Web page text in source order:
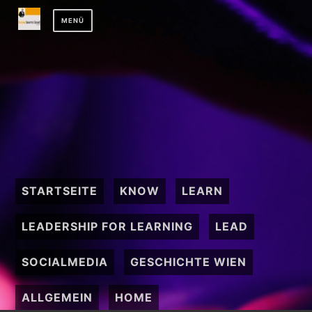
Zum
Inhalt
MENÜ
STARTSEITE KNOW LEARN
LEADERSHIP FOR LEARNING LEAD
SOCIALMEDIA GESCHICHTE WIEN
ALLGEMEIN HOME